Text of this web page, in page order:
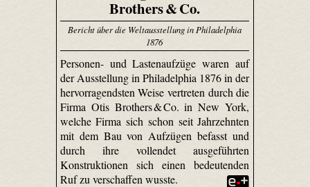
Brothers & Co.
Bericht über die Weltausstellung in Philadelphia
1876
Personen- und Lastenaufzüge waren auf
der Ausstellung in Philadelphia 1876 in der
hervorragendsten Weise vertreten durch die
Firma Otis Brothers & Co. in New York,
welche Firma sich schon seit Jahrzehnten
mit dem Bau von Aufzügen befasst und
durch ihre vollendet ausgeführten
Konstruktionen sich einen bedeutenden
Ruf zu verschaffen wusste.